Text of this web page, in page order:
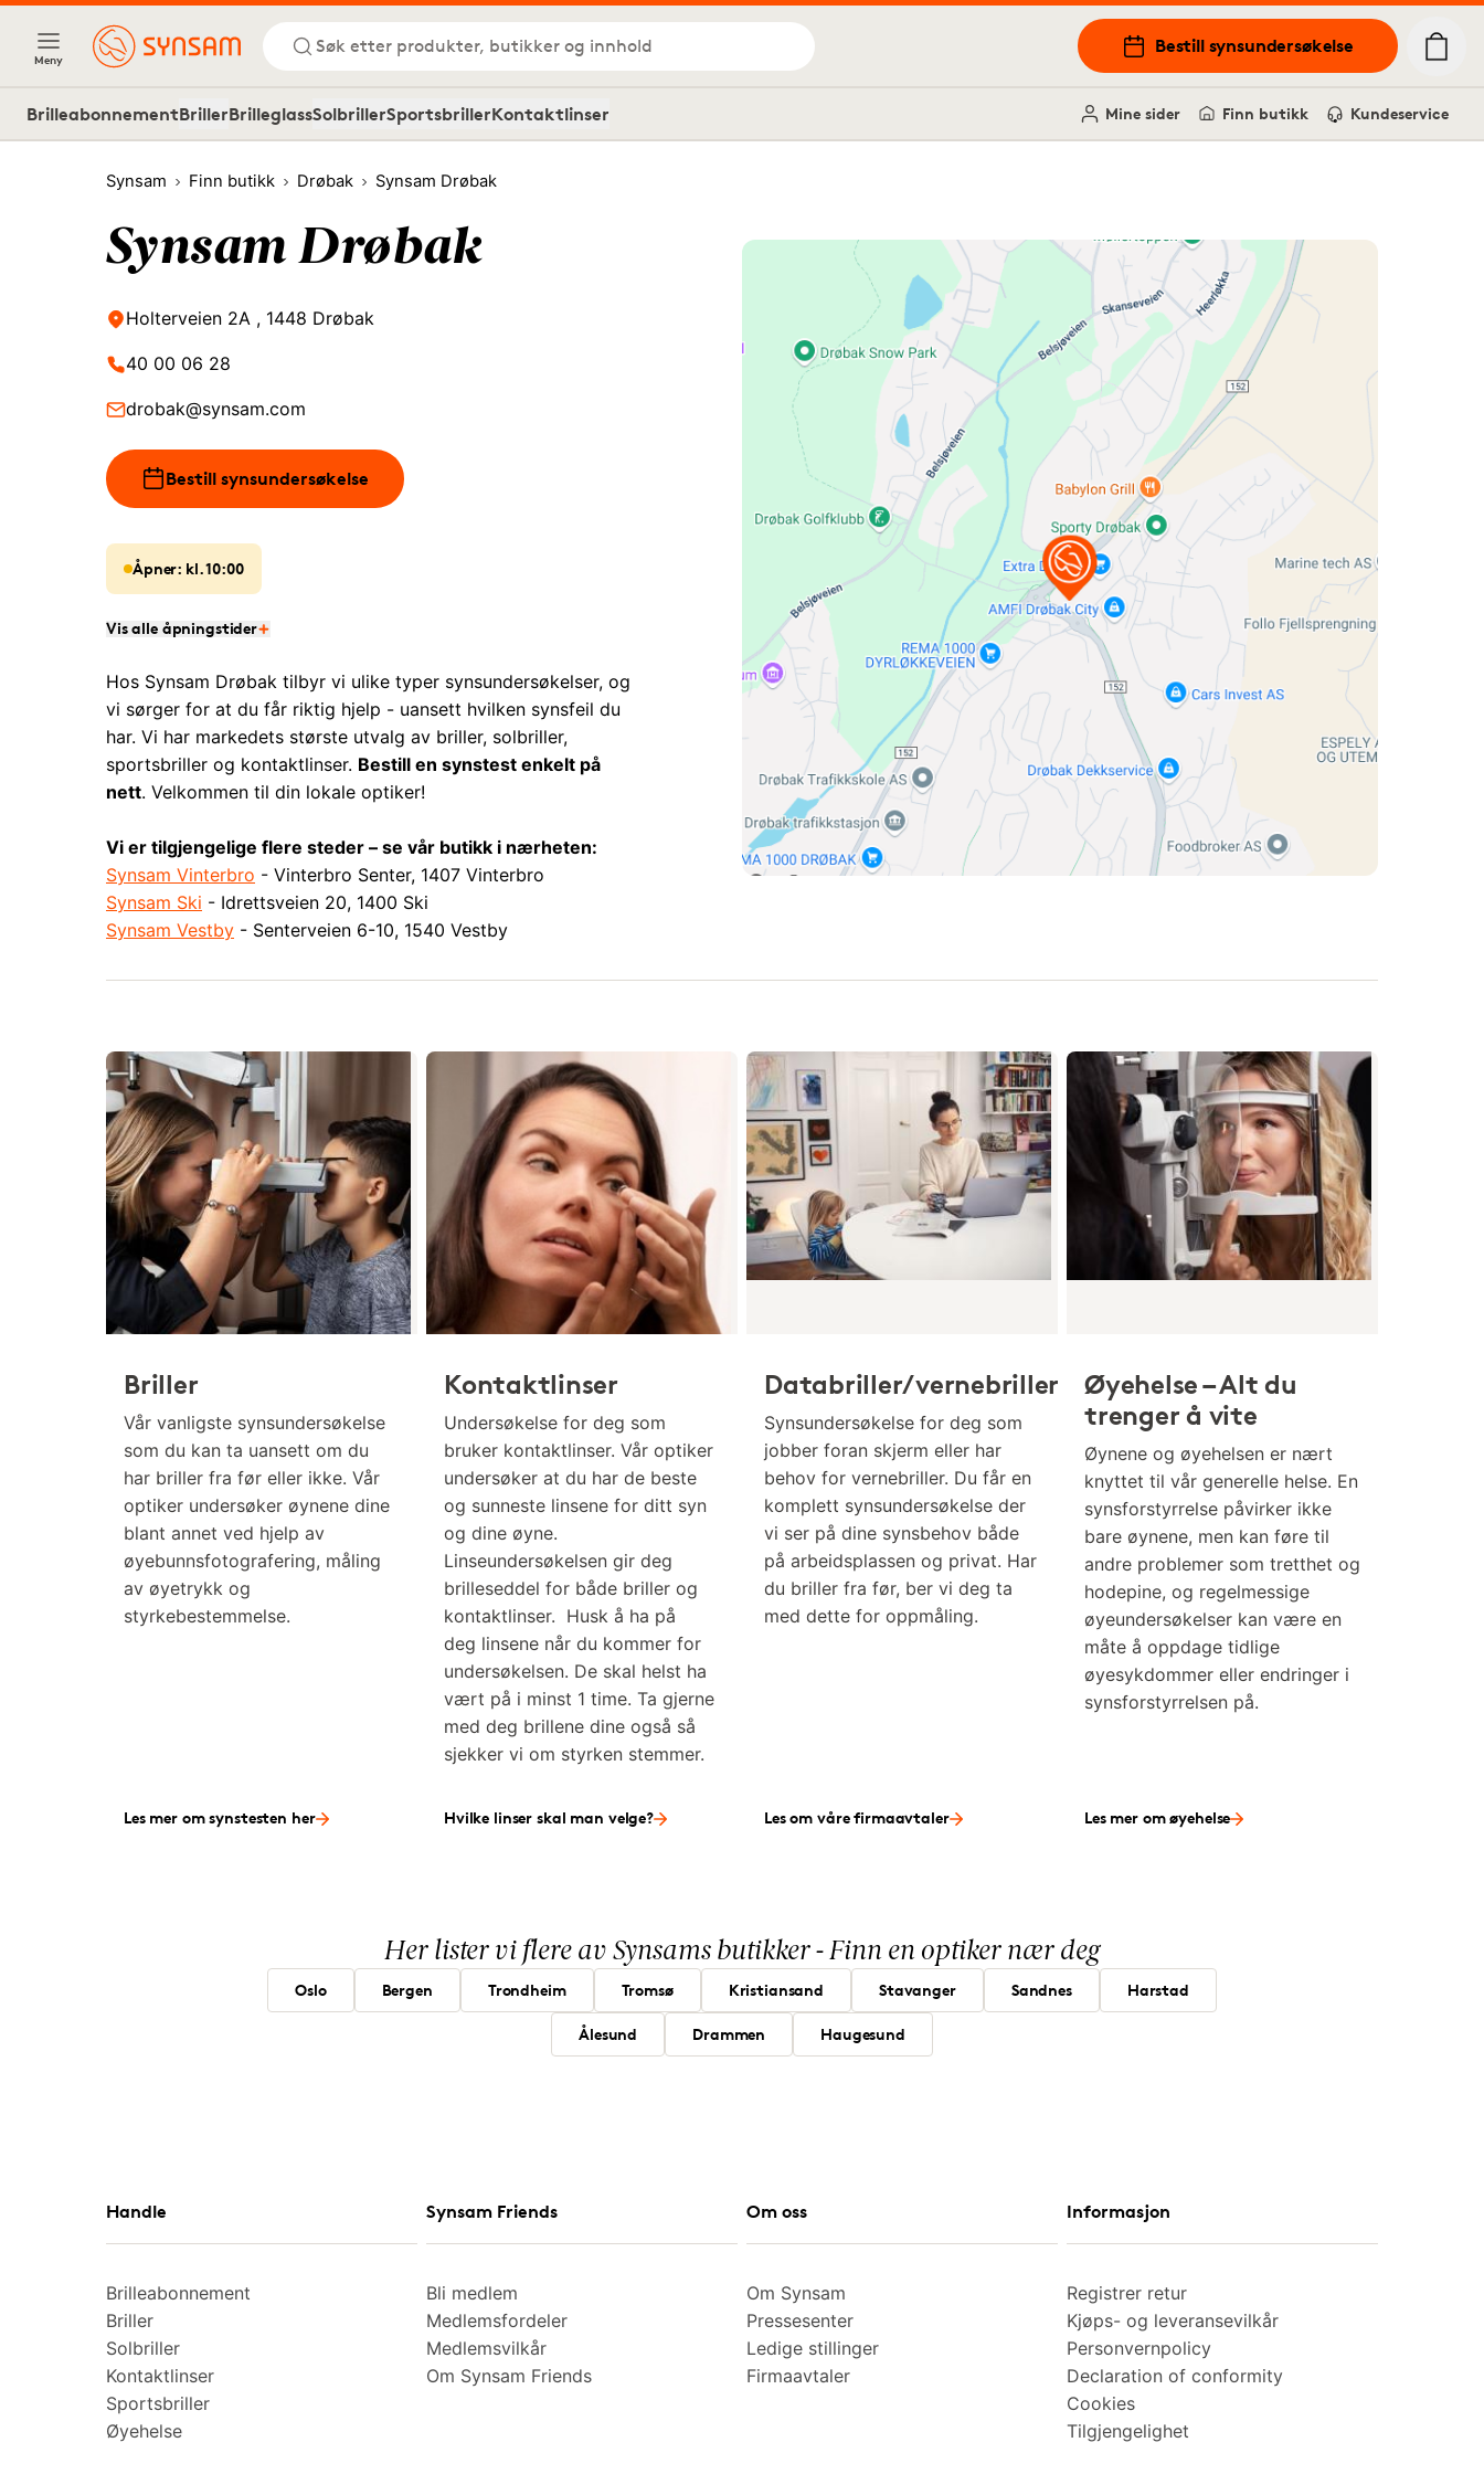
Meny
Søk etter produkter, butikker og innhold Bestill synsundersøkelse
BrilleabonnementBrillerBrilleglassSolbrillerSportsbrillerKontaktlinser Mine sider Finn butikk Kundeservice
Synsam Finn butikk Drøbak Synsam Drøbak
Synsam Drøbak
Holterveien 2A , 1448 Drøbak
40 00 06 28
drobak@synsam.com
Bestill synsundersøkelse
Åpner: kl. 10:00
Vis alle åpningstider
Hos Synsam Drøbak tilbyr vi ulike typer synsundersøkelser, og
vi sørger for at du får riktig hjelp - uansett hvilken synsfeil du
har. Vi har markedets største utvalg av briller, solbriller,
sportsbriller og kontaktlinser. Bestill en synstest enkelt på
nett. Velkommen til din lokale optiker!
Vi er tilgjengelige flere steder – se vår butikk i nærheten:
Synsam Vinterbro - Vinterbro Senter, 1407 Vinterbro
Synsam Ski - Idrettsveien 20, 1400 Ski
Synsam Vestby - Senterveien 6-10, 1540 Vestby
Briller
Vår vanligste synsundersøkelse
som du kan ta uansett om du
har briller fra før eller ikke. Vår
optiker undersøker øynene dine
blant annet ved hjelp av
øyebunnsfotografering, måling
av øyetrykk og
styrkebestemmelse.
Les mer om synstesten her
Kontaktlinser
Undersøkelse for deg som
bruker kontaktlinser. Vår optiker
undersøker at du har de beste
og sunneste linsene for ditt syn
og dine øyne.
Linseundersøkelsen gir deg
brilleseddel for både briller og
kontaktlinser. Husk å ha på
deg linsene når du kommer for
undersøkelsen. De skal helst ha
vært på i minst 1 time. Ta gjerne
med deg brillene dine også så
sjekker vi om styrken stemmer.
Hvilke linser skal man velge?
Databriller/vernebriller
Synsundersøkelse for deg som
jobber foran skjerm eller har
behov for vernebriller. Du får en
komplett synsundersøkelse der
vi ser på dine synsbehov både
på arbeidsplassen og privat. Har
du briller fra før, ber vi deg ta
med dette for oppmåling.
Les om våre firmaavtaler
Øyehelse – Alt du
trenger å vite
Øynene og øyehelsen er nært
knyttet til vår generelle helse. En
synsforstyrrelse påvirker ikke
bare øynene, men kan føre til
andre problemer som tretthet og
hodepine, og regelmessige
øyeundersøkelser kan være en
måte å oppdage tidlige
øyesykdommer eller endringer i
synsforstyrrelsen på.
Les mer om øyehelse
Her lister vi flere av Synsams butikker - Finn en optiker nær deg
Oslo Bergen Trondheim Tromsø Kristiansand Stavanger Sandnes Harstad
Ålesund Drammen Haugesund
Handle
Brilleabonnement
Briller
Solbriller
Kontaktlinser
Sportsbriller
Øyehelse
Synsam Friends
Bli medlem
Medlemsfordeler
Medlemsvilkår
Om Synsam Friends
Om oss
Om Synsam
Pressesenter
Ledige stillinger
Firmaavtaler
Informasjon
Registrer retur
Kjøps- og leveransevilkår
Personvernpolicy
Declaration of conformity
Cookies
Tilgjengelighet